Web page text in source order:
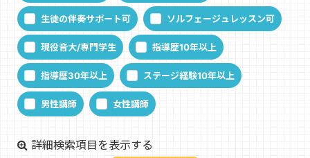
生徒の伴奏サポート可 ソルフェージュレッスン可
現役音大/専門学生 指導歴10年以上
指導歴30年以上 ステージ経験10年以上
男性講師 女性講師
詳細検索項目を表示する